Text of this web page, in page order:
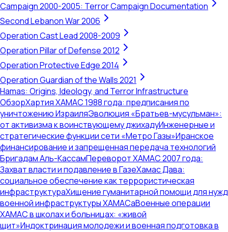
Campaign 2000-2005: Terror Campaign Documentation
Second Lebanon War 2006
Operation Cast Lead 2008-2009
Operation Pillar of Defense 2012
Operation Protective Edge 2014
Operation Guardian of the Walls 2021
Hamas: Origins, Ideology, and Terror Infrastructure
ОбзорХартия ХАМАС 1988 года: предписания по
уничтожению ИзраиляЭволюция «Братьев-мусульман»:
от активизма к воинствующему джихадуИнженерные и
стратегические функции сети «Метро Газы»Иранское
финансирование и запрещенная передача технологий
Бригадам Аль-КассамПереворот ХАМАС 2007 года:
Захват власти и подавление в ГазеХамас Дава:
социальное обеспечение как террористическая
инфраструктураХищение гуманитарной помощи для нужд
военной инфраструктуры ХАМАСаВоенные операции
ХАМАС в школах и больницах: «живой
щит»Индоктринация молодежи и военная подготовка в